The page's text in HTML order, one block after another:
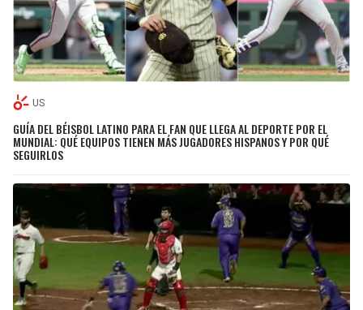
US
GUÍA DEL BÉISBOL LATINO PARA EL FAN QUE LLEGA AL DEPORTE POR EL
MUNDIAL: QUÉ EQUIPOS TIENEN MÁS JUGADORES HISPANOS Y POR QUÉ
SEGUIRLOS